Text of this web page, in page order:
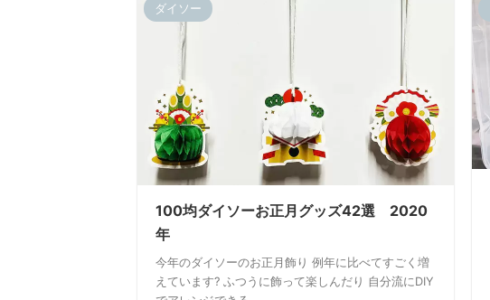
ダイソー
100均ダイソーお正月グッズ42選 2020
年
今年のダイソーのお正月飾り 例年に比べてすごく増
えています? ふつうに飾って楽しんだり 自分流にDIY